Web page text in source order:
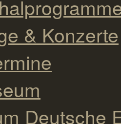
& Konzerte
Deutsche